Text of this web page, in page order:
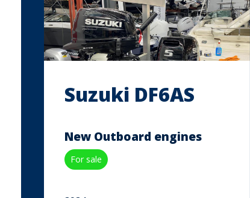
Suzuki DF6AS
New Outboard engines
For sale